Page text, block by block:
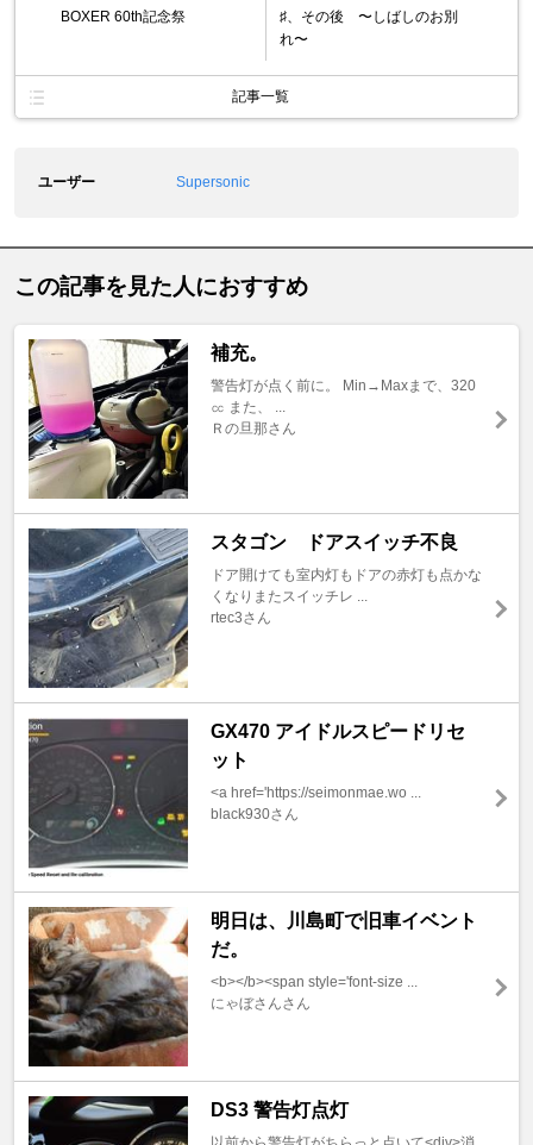
BOXER 60th記念祭
♯、その後 〜しばしのお別
れ〜
記事一覧
ユーザー Supersonic
この記事を見た人におすすめ
補充。
警告灯が点く前に。 Min→Maxまで、320
㏄ また、 ...
Ｒの旦那さん
スタゴン ドアスイッチ不良
ドア開けても室内灯もドアの赤灯も点かな
くなりまたスイッチレ ...
rtec3さん
GX470 アイドルスピードリセ
ット
<a href='https://seimonmae.wo ...
black930さん
明日は、川島町で旧車イベント
だ。
<b></b><span style='font-size ...
にゃぼさんさん
DS3 警告灯点灯